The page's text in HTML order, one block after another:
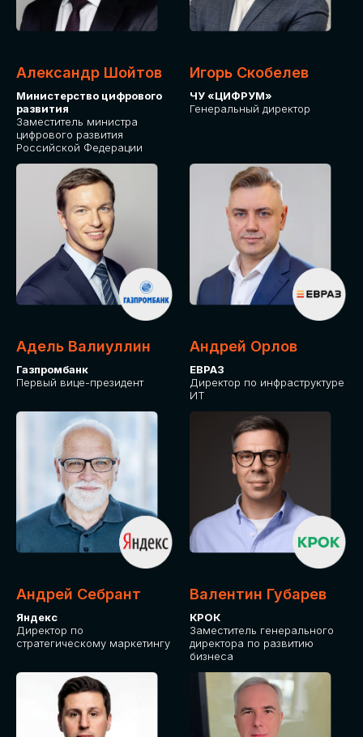
Александр Шойтов
Министерство цифрового
развития
Заместитель министра
цифрового развития
Российской Федерации
Игорь Скобелев
ЧУ «ЦИФРУМ»
Генеральный директор
Адель Валиуллин
Газпромбанк
Первый вице-президент
Андрей Орлов
ЕВРАЗ
Директор по инфраструктуре
ИТ
Андрей Себрант
Яндекс
Директор по
стратегическому маркетингу
Валентин Губарев
КРОК
Заместитель генерального
директора по развитию
бизнеса